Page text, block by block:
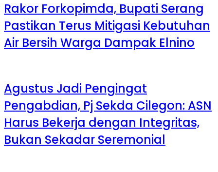
Rakor Forkopimda, Bupati Serang
Pastikan Terus Mitigasi Kebutuhan
Air Bersih Warga Dampak Elnino
Agustus Jadi Pengingat
Pengabdian, Pj Sekda Cilegon: ASN
Harus Bekerja dengan Integritas,
Bukan Sekadar Seremonial